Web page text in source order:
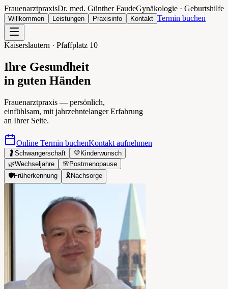
FrauenarztpraxisDr. med. Günther FaudeGynäkologie · Geburtshilfe
Willkommen Leistungen Praxisinfo Kontakt Termin buchen
Kaiserslautern · Pfaffplatz 10
Ihre Gesundheit
in guten Händen
Frauenarztpraxis — persönlich,
einfühlsam, mit jahrzehntelanger Erfahrung
an Ihrer Seite.
Online Termin buchenKontakt aufnehmen
🤰 Schwangerschaft 💛 Kinderwunsch
🌿Wechseljahre 🌸 Postmenopause
🛡️Früherkennung 🎗️Nachsorge